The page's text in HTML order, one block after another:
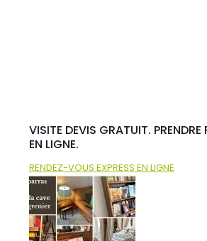
VISITE DEVIS GRATUIT.
EN LIGNE.
RENDEZ-VOUS EXPRESS EN LIGNE